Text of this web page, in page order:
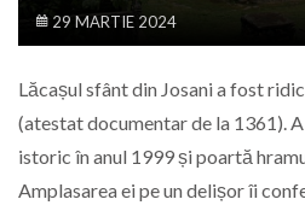
29 MARTIE 2024
Lăcașul sfânt din Josani a fost
(atestat documentar de la 1361).
istoric în anul 1999 și poartă
Amplasarea ei pe un delișor îi